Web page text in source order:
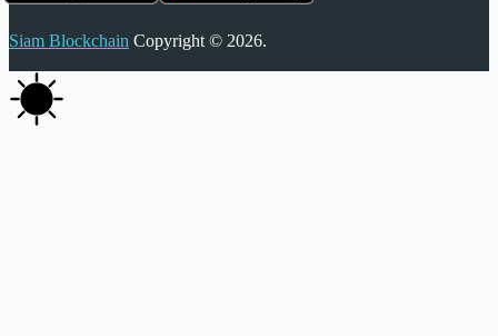
Siam Blockchain Copyright © 2026.